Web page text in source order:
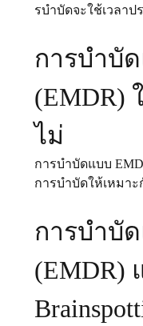
รบําบัดจะใช้เวลา
การบำบั
(EMDR)
ไม่
การบําบัดแบบ
การบําบัดให้เหมา
การบำบั
(EMDR)